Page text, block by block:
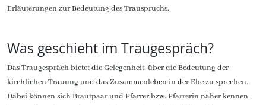
Erläuterungen zur Bedeutung des Trauspruchs.
Was geschieht im Traugespräch?
Das Traugespräch bietet die Gelegenheit, über die Bedeutung der
kirchlichen Trauung und das Zusammenleben in der Ehe zu sprechen.
Dabei können sich Brautpaar und Pfarrer bzw. Pfarrerin näher kennen